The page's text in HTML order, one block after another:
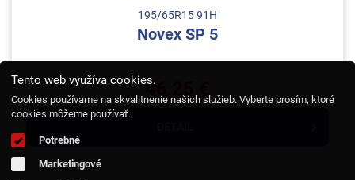
195/65R15 91H
Novex SP 5
46,25 €
Tento web využíva cookies.
Cookies používame na skvalitnenie našich služieb. Vyberte prosím, ktoré
cookies môžeme používať.
Potrebné
Marketingové